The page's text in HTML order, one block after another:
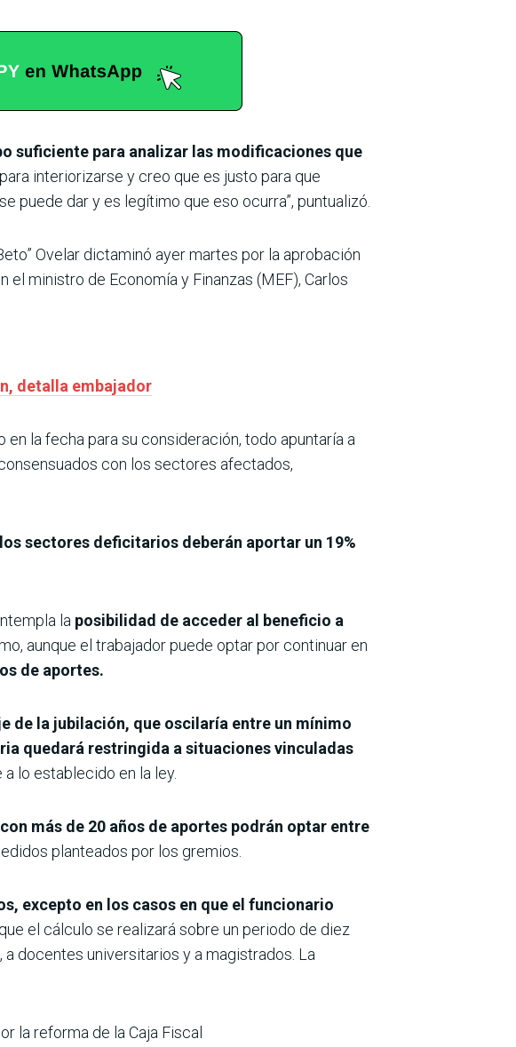
suficiente para analizar las modificaciones que
interiorizarse y creo que es justo para que
puede dar y es legítimo que eso ocurra”, puntualizó.
Ovelar dictaminó ayer martes por la aprobación
ministro de Economía y Finanzas (MEF), Carlos
detalla embajador
la fecha para su consideración, todo apuntaría a
con los sectores afectados,
sectores deficitarios deberán aportar un 19%
la posibilidad de acceder al beneficio a
aunque el trabajador puede optar por continuar en
de aportes.
de la jubilación, que oscilaría entre un mínimo
quedará restringida a situaciones vinculadas
lo establecido en la ley.
más de 20 años de aportes podrán optar entre
planteados por los gremios.
excepto en los casos en que el funcionario
el cálculo se realizará sobre un periodo de diez
docentes universitarios y a magistrados. La
la reforma de la Caja Fiscal